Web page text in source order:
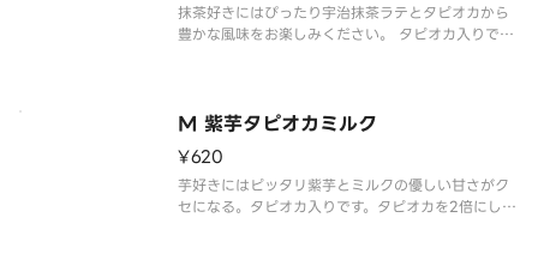
抹茶好きにはぴったり宇治抹茶ラテとタピオカから
豊かな風味をお楽しみください。 タピオカ入りで
M 紫芋タピオカミルク
¥620
芋好きにはピッタリ紫芋とミルクの優しい甘さがク
セになる。タピオカ入りです。タピオカを2倍にした